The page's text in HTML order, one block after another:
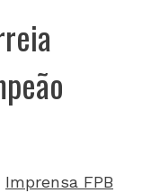
Imprensa FPB